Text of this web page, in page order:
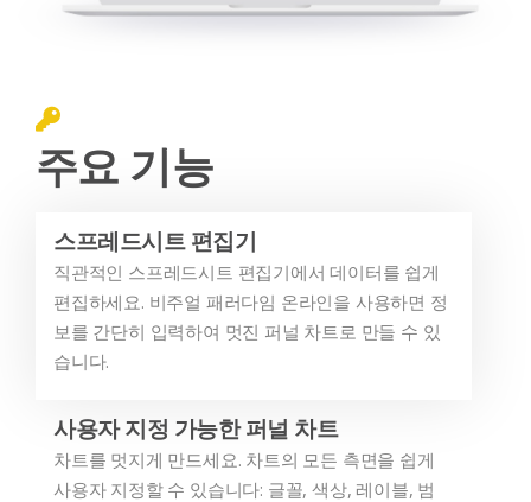
주요 기능
스프레드시트 편집기
직관적인 스프레드시트 편집기에서 데이터를 쉽게
편집하세요. 비주얼 패러다임 온라인을 사용하면 정
보를 간단히 입력하여 멋진 퍼널 차트로 만들 수 있
습니다.
사용자 지정 가능한 퍼널 차트
차트를 멋지게 만드세요. 차트의 모든 측면을 쉽게
사용자 지정할 수 있습니다: 글꼴, 색상, 레이블, 범